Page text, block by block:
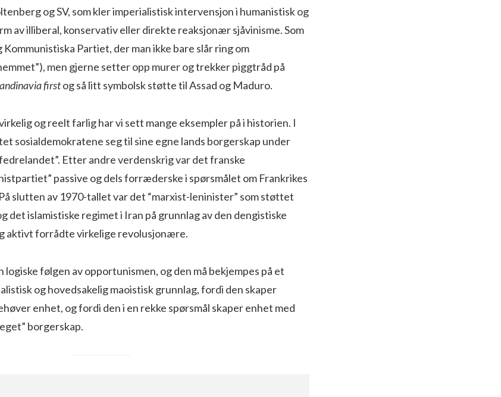
og SV, som kler imperialistisk intervensjon i humanistisk og
av illiberal, konservativ eller direkte reaksjonær sjåvinisme. Som
Kommunistiska Partiet, der man ikke bare slår ring om
men gjerne setter opp murer og trekker piggtråd på
firstog så litt symbolsk støtte til Assad og Maduro.
og reelt farlig har vi sett mange eksempler på i historien. I
sosialdemokratene seg til sine egne lands borgerskap under
Etter andre verdenskrig var det franske
passive og dels forræderske i spørsmålet om Frankrikes
slutten av 1970-tallet var det “marxist-leninister” som støttet
det islamistiske regimet i Iran på grunnlag av den dengistiske
aktivt forrådte virkelige revolusjonære.
logiske følgen av opportunismen, og den må bekjempes på et
og hovedsakelig maoistisk grunnlag, fordi den skaper
enhet, og fordi den i en rekke spørsmål skaper enhet med
borgerskap.